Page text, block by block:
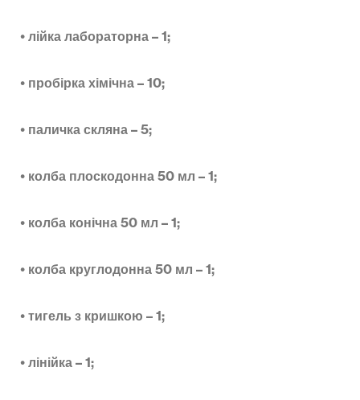
• лійка лабораторна – 1;
• пробірка хімічна – 10;
• паличка скляна – 5;
• колба плоскодонна 50 мл – 1;
• колба конічна 50 мл – 1;
• колба круглодонна 50 мл – 1;
• тигель з кришкою – 1;
• лінійка – 1;